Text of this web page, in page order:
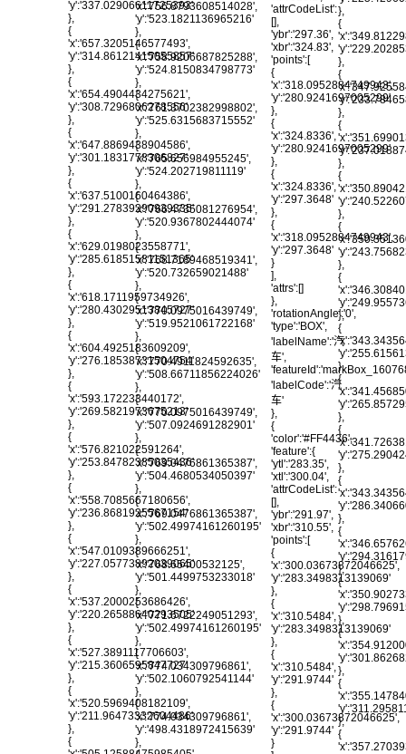
'y':'337.02906611725393'
},
{
'x':'657.3205146577493',
'y':'314.86121415055857'
},
{
'x':'654.4904434275621',
'y':'308.7296806278556'
},
{
'x':'647.8869438904586',
'y':'301.1831778306827'
},
{
'x':'637.5100160464386',
'y':'291.27839290939335'
},
{
'x':'629.0198023558771',
'y':'285.61851581151365'
},
{
'x':'618.1711959734926',
'y':'280.43029513845727'
},
{
'x':'604.4925183609209',
'y':'276.18538731504754'
},
{
'x':'593.172233440172',
'y':'269.5821973675213'
},
{
'x':'576.821022591264',
'y':'253.84782385035436'
},
{
'x':'558.7085667180656',
'y':'236.8681925567154'
},
{
'x':'547.0109389666251',
'y':'227.05773892039065'
},
{
'x':'537.2000253686426',
'y':'220.26588640293505'
},
{
'x':'527.3891117706603',
'y':'215.3606595847727'
},
{
'x':'520.5969408182109',
'y':'211.96473332604486'
},
{
'x':'756.8793608514028',
'y':'523.1821136965216'
},
{
'x':'758.9206687825288',
'y':'524.8150834798773'
},
{
'x':'761.3702382998802',
'y':'525.6315683715552'
},
{
'x':'765.656984955245',
'y':'524.202719811119'
},
{
'x':'766.4735081276954',
'y':'520.9367802444074'
},
{
'x':'768.7189468519341',
'y':'520.732659021488'
},
{
'x':'770.0975016439749',
'y':'519.9521061722168'
},
{
'x':'770.4911824592635',
'y':'508.66711856224026'
},
{
'x':'770.0975016439749',
'y':'507.0924691282901'
},
{
'x':'769.0476861365387',
'y':'504.4680534050397'
},
{
'x':'769.0476861365387',
'y':'502.49974161260195'
},
{
'x':'768.65400532125',
'y':'501.4499753233018'
},
{
'x':'771.6722249051293',
'y':'502.49974161260195'
},
{
'x':'774.034309796861',
'y':'502.1060792541144'
},
{
'x':'774.034309796861',
'y':'498.4318972415639'
},
'attrCodeList':
[],
'ybr':'297.36',
'xbr':'324.83',
'points':[
{
'x':'318.0952884749943',
'y':'280.9241697005299'
},
{
'x':'324.8336',
'y':'280.9241697005299'
},
{
'x':'324.8336',
'y':'297.3648'
},
{
'x':'318.0952884749943',
'y':'297.3648'
}
],
'attrs':[]
},
'rotationAngle':'0',
'type':'BOX',
'labelName':'汽
车',
'labelCode':'汽
车'
},
{
'color':'#FF4436',
'feature':{
'ytl':'283.35',
'xtl':'300.04',
'attrCodeList':
[],
'ybr':'291.97',
'xbr':'310.55',
'points':[
{
'x':'300.03673872046625',
'y':'283.3498313139069'
},
{
'x':'310.5484',
'y':'283.3498313139069'
},
{
'x':'310.5484',
'y':'291.9744'
},
{
'x':'300.03673872046625',
'y':'291.9744'
}
},
{
},
{
},
{
},
{
},
{
},
{
},
{
},
{
},
{
},
{
},
{
},
{
},
{
},
{
},
{